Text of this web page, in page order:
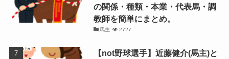
の関係・種類・本業・代表馬・調
教師を簡単にまとめ。
馬主 2727
【not野球選手】近藤健介(馬主)と